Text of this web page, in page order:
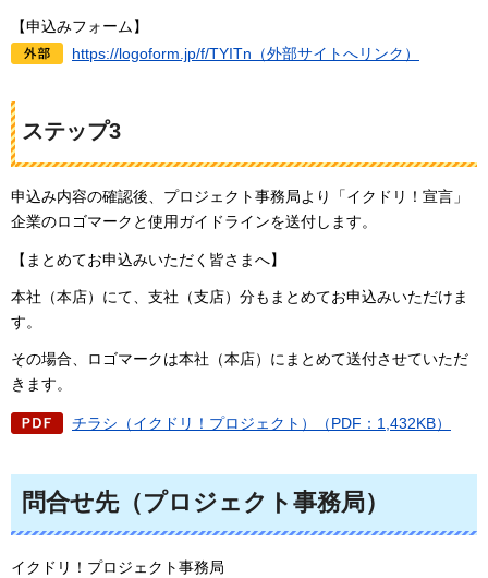
【申込みフォーム】
https://logoform.jp/f/TYITn（外部サイトへリンク）
ステップ3
申込み内容の確認後、プロジェクト事務局より「イクドリ！宣言」
企業のロゴマークと使用ガイドラインを送付します。
【まとめてお申込みいただく皆さまへ】
本社（本店）にて、支社（支店）分もまとめてお申込みいただけま
す。
その場合、ロゴマークは本社（本店）にまとめて送付させていただ
きます。
チラシ（イクドリ！プロジェクト）（PDF：1,432KB）
問合せ先（プロジェクト事務局）
イクドリ！プロジェクト事務局